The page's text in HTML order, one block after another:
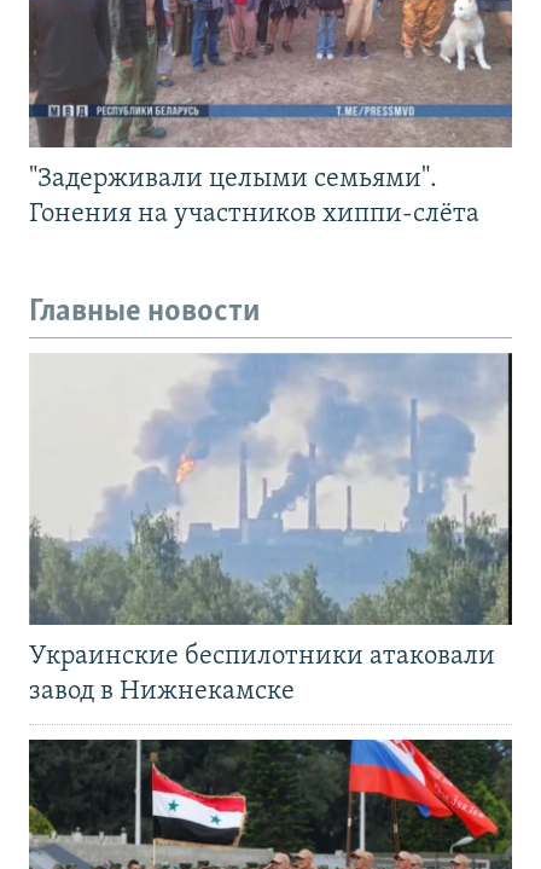
"Задерживали целыми семьями".
Гонения на участников хиппи-слёта
Главные новости
Украинские беспилотники атаковали
завод в Нижнекамске